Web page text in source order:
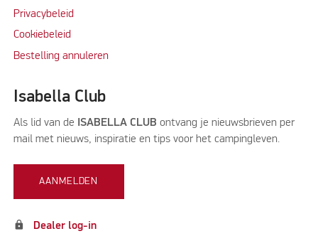
Privacybeleid
Cookiebeleid
Bestelling annuleren
Isabella Club
Als lid van de ISABELLA CLUB ontvang je nieuwsbrieven per
mail met nieuws, inspiratie en tips voor het campingleven.
AANMELDEN
lock Dealer log-in